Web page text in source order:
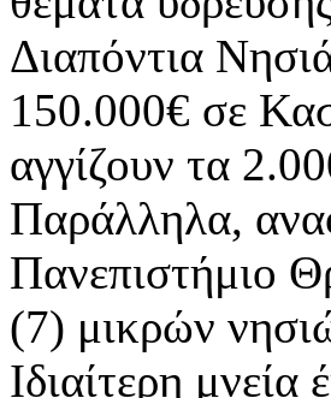
Διαπόντια
150.000€ σε
αγγίζουν τα
Παράλληλα,
Πανεπιστήμιο
(7) μικρών
Ιδιαίτερη